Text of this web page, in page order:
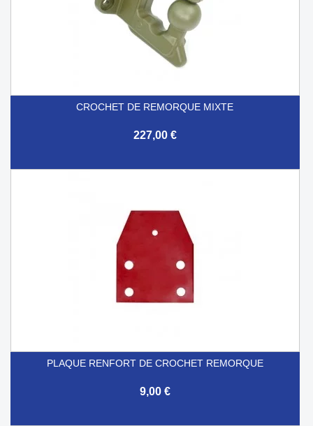
CROCHET DE REMORQUE MIXTE
227,00 €
PLAQUE RENFORT DE CROCHET REMORQUE
9,00 €